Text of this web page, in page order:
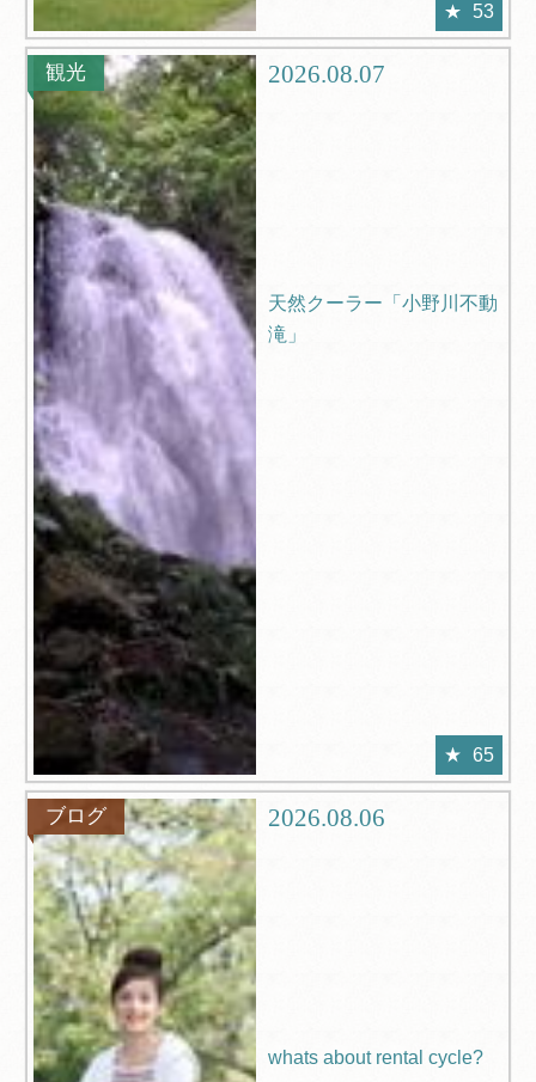
53
観光 2026.08.07
天然クーラー「小野川不動
滝」
65
ブログ 2026.08.06
whats about rental cycle?